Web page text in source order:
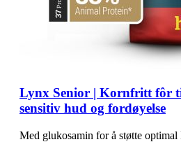
Lynx Senior | Kornfritt fôr
sensitiv hud og fordøyelse
Med glukosamin for å støtte